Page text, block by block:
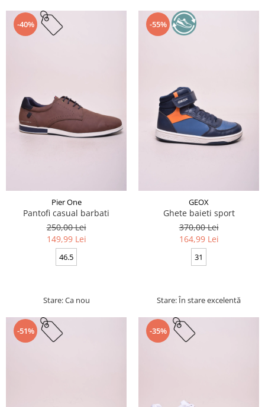
-40%
Pier One
Pantofi casual barbati
250,00 Lei
149,99 Lei
46.5
Stare: Ca nou
-55%
GEOX
Ghete baieti sport
370,00 Lei
164,99 Lei
31
Stare: În stare excelentă
-51% -35%